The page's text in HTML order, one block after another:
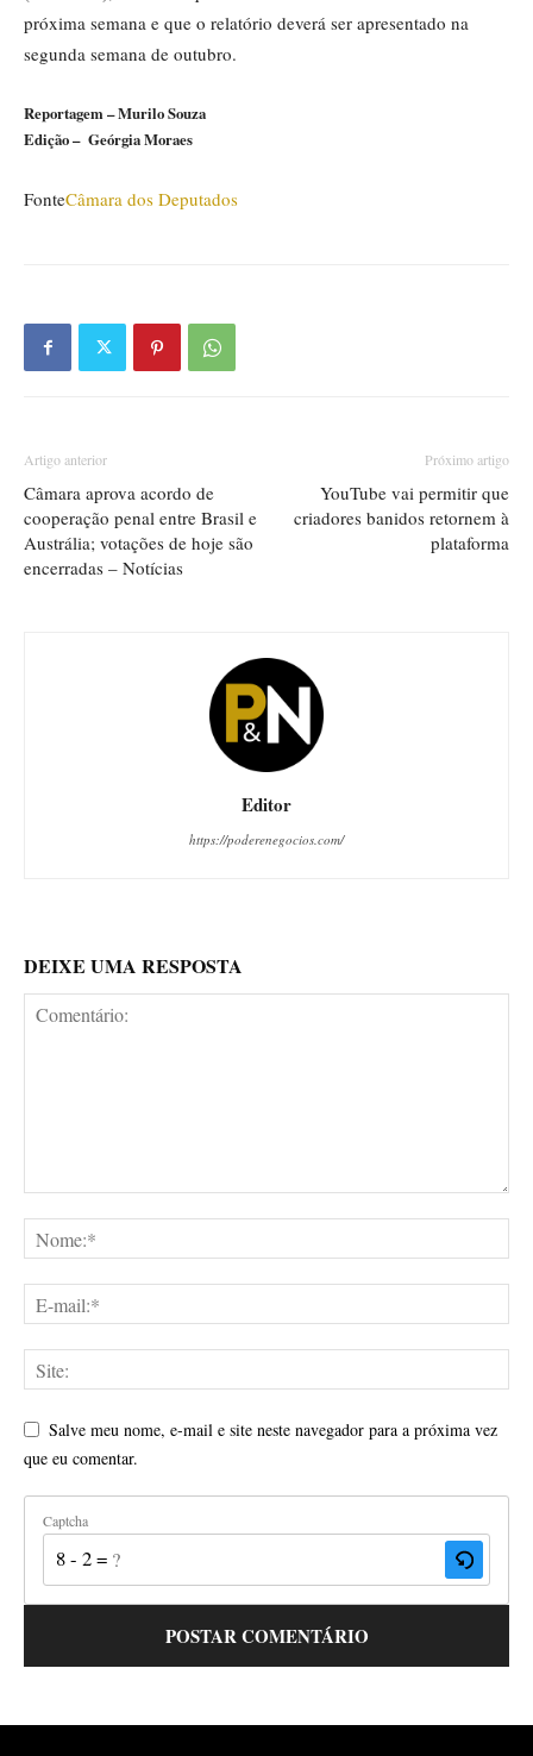
próxima semana e que o relatório deverá ser apresentado na
segunda semana de outubro.
Reportagem – Murilo Souza
Edição – Geórgia Moraes
FonteCâmara dos Deputados
Artigo anterior
Câmara aprova acordo de
cooperação penal entre Brasil e
Austrália; votações de hoje são
encerradas – Notícias
Próximo artigo
YouTube vai permitir que
criadores banidos retornem à
plataforma
Editor
https://poderenegocios.com/
DEIXE UMA RESPOSTA
Salve meu nome, e-mail e site neste navegador para a próxima vez
que eu comentar.
Captcha
8 - 2 = ?